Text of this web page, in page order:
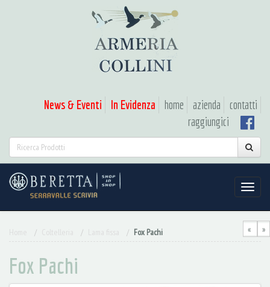
News & Eventi In Evidenza home azienda
contatti
raggiungici
Fox Pachi
Fox Pachi
« »